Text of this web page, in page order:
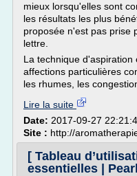
mieux lorsqu'elles sont
les résultats les plus
proposée n'est pas prise
lettre.
La technique
affections particulières
les rhumes, les
Lire la suite
Date: 2017-09-27
Site : http://
[ Tableau
essentielles |